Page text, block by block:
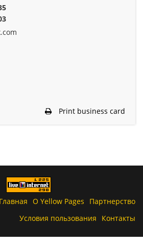
Print business card
Главная О Yellow Pages
Партнерство
Условия пользования
Контакты